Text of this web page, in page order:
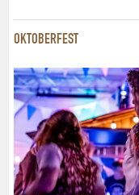
OKTOBERFEST